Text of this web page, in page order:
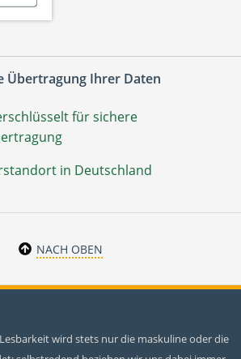
Übertragung Ihrer Daten
für sichere
in Deutschland
NACH OBEN
wird stets nur die maskuline oder die